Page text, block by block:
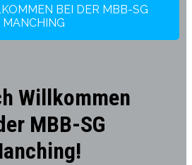
BEI DER MBB-SG
MANCHING
Willkommen
MBB-SG